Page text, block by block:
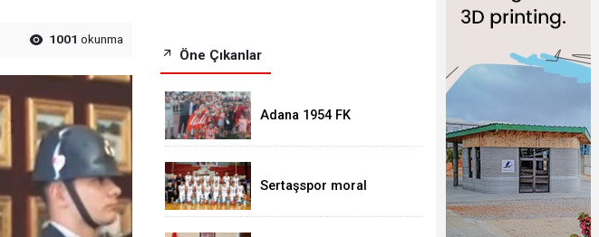
1001 okunma
Öne Çıkanlar
Adana 1954 FK
kaptı:0-0
Sertaşspor moral